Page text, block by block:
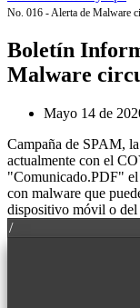
No. 016 - Alerta de Malware
Boletín
Malware
mayo 14 de
Campaña de SPAM,
actualmente con el
"Comunicado.PDF" el
con malware que
dispositivo móvil o del
/